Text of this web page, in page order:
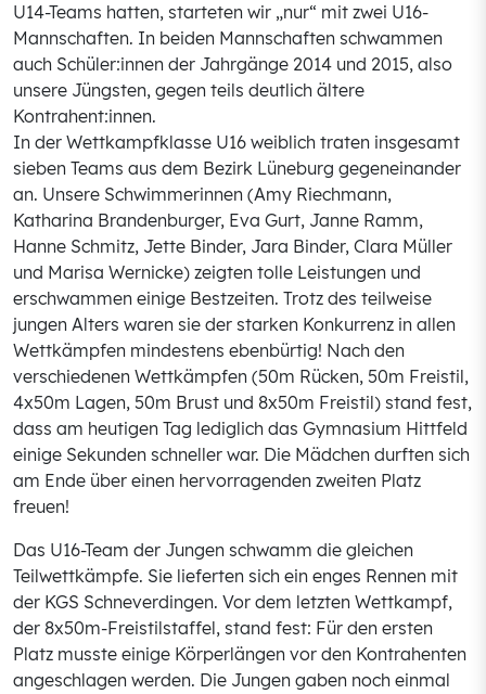
U14-Teams hatten, starteten wir „nur“ mit zwei U16-
Mannschaften. In beiden Mannschaften schwammen
auch Schüler:innen der Jahrgänge 2014 und 2015, also
unsere Jüngsten, gegen teils deutlich ältere
Kontrahent:innen.
In der Wettkampfklasse U16 weiblich traten insgesamt
sieben Teams aus dem Bezirk Lüneburg gegeneinander
an. Unsere Schwimmerinnen (Amy Riechmann,
Katharina Brandenburger, Eva Gurt, Janne Ramm,
Hanne Schmitz, Jette Binder, Jara Binder, Clara Müller
und Marisa Wernicke) zeigten tolle Leistungen und
erschwammen einige Bestzeiten. Trotz des teilweise
jungen Alters waren sie der starken Konkurrenz in allen
Wettkämpfen mindestens ebenbürtig! Nach den
verschiedenen Wettkämpfen (50m Rücken, 50m Freistil,
4x50m Lagen, 50m Brust und 8x50m Freistil) stand fest,
dass am heutigen Tag lediglich das Gymnasium Hittfeld
einige Sekunden schneller war. Die Mädchen durften sich
am Ende über einen hervorragenden zweiten Platz
freuen!
Das U16-Team der Jungen schwamm die gleichen
Teilwettkämpfe. Sie lieferten sich ein enges Rennen mit
der KGS Schneverdingen. Vor dem letzten Wettkampf,
der 8x50m-Freistilstaffel, stand fest: Für den ersten
Platz musste einige Körperlängen vor den Kontrahenten
angeschlagen werden. Die Jungen gaben noch einmal